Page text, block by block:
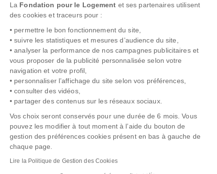
La Fondation pour le Logement et ses partenaires utilisent
des cookies et traceurs pour :
• permettre le bon fonctionnement du site,
• suivre les statistiques et mesures d’audience du site,
• analyser la performance de nos campagnes publicitaires et
vous proposer de la publicité personnalisée selon votre
navigation et votre profil,
• personnaliser l’affichage du site selon vos préférences,
• consulter des vidéos,
• partager des contenus sur les réseaux sociaux.
Vos choix seront conservés pour une durée de 6 mois. Vous
pouvez les modifier à tout moment à l’aide du bouton de
gestion des préférences cookies présent en bas à gauche de
chaque page.
Lire la Politique de Gestion des Cookies
NEWSLETTER
"Allô Prévention Expulsion" 0805 299 049
POLITIQUE COOKIES CRÉDITS